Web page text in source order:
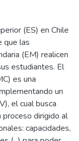
(ES) en Chile
que las
(EM) realicen
estudiantes. El
es una
un
el cual busca
proceso dirigido al
capacidades,